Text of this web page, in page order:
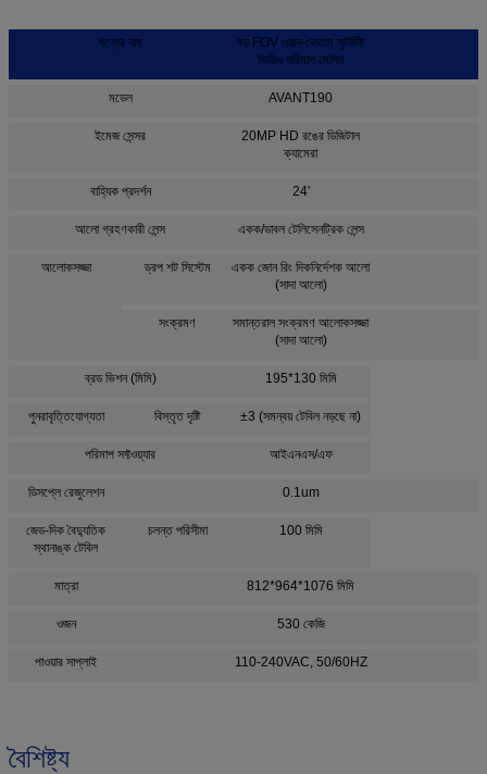
পণ্যের নাম
বড় FOV ওয়ান-বোতাম সুনির্দিষ্ট
ভিডিও পরিমাপ মেশিন
মডেল AVANT190
ইমেজ সেন্সর
20MP HD রঙের ডিজিটাল
ক্যামেরা
বাহ্যিক প্রদর্শন 24'
আলো গ্রহণকারী লেন্স একক/ডাবল টেলিসেনট্রিক লেন্স
আলোকসজ্জা ড্রপ শট সিস্টেম
একক জোন রিং দিকনির্দেশক আলো
(সাদা আলো)
সংক্রমণ
সমান্তরাল সংক্রমণ আলোকসজ্জা
(সাদা আলো)
ব্রড ভিশন (মিমি) 195*130 মিমি
পুনরাবৃত্তিযোগ্যতা বিস্তৃত দৃষ্টি ±3 (সমন্বয় টেবিল নড়ছে না)
পরিমাপ সফ্টওয়্যার আইএনএস/এফ
ডিসপ্লে রেজুলেশন 0.1um
জেড-দিক বৈদ্যুতিক
স্থানাঙ্ক টেবিল
চলন্ত পরিসীমা 100 মিমি
মাত্রা 812*964*1076 মিমি
ওজন 530 কেজি
পাওয়ার সাপ্লাই 110-240VAC, 50/60HZ
বৈশিষ্ট্য